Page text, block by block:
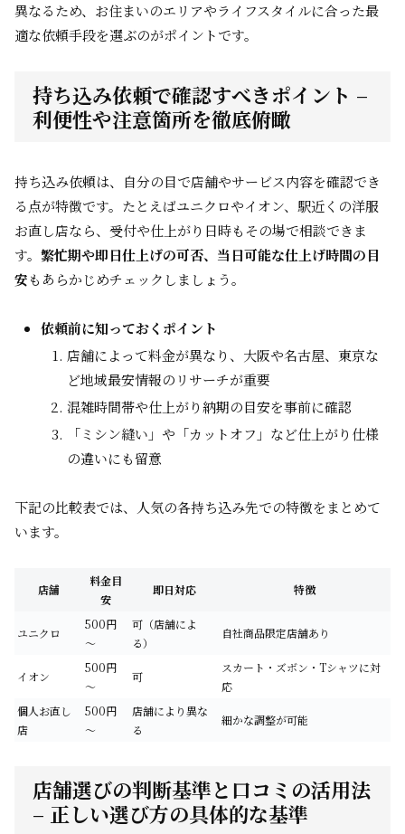
異なるため、お住まいのエリアやライフスタイルに合った最
適な依頼手段を選ぶのがポイントです。
持ち込み依頼で確認すべきポイント –
利便性や注意箇所を徹底俯瞰
持ち込み依頼は、自分の目で店舗やサービス内容を確認でき
る点が特徴です。たとえばユニクロやイオン、駅近くの洋服
お直し店なら、受付や仕上がり日時もその場で相談できま
す。 繁忙期や即日仕上げの可否、当日可能な仕上げ時間の目
安もあらかじめチェックしましょう。
依頼前に知っておくポイント
店舗によって料金が異なり、大阪や名古屋、東京な
ど地域最安情報のリサーチが重要
混雑時間帯や仕上がり納期の目安を事前に確認
「ミシン縫い」や「カットオフ」など仕上がり仕様
の違いにも留意
下記の比較表では、人気の各持ち込み先での特徴をまとめて
います。
店舗
料金目
安
即日対応 特徴
ユニクロ
500円
～
可（店舗によ
る）
自社商品限定店舗あり
イオン
500円
～
可
スカート・ズボン・Tシャツに対
応
個人お直し
店
500円
～
店舗により異な
る
細かな調整が可能
店舗選びの判断基準と口コミの活用法
– 正しい選び方の具体的な基準